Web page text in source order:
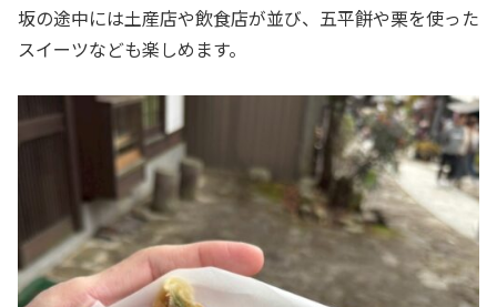
坂の途中には土産店や飲食店が並び、五平餅や栗を使った
スイーツなども楽しめます。